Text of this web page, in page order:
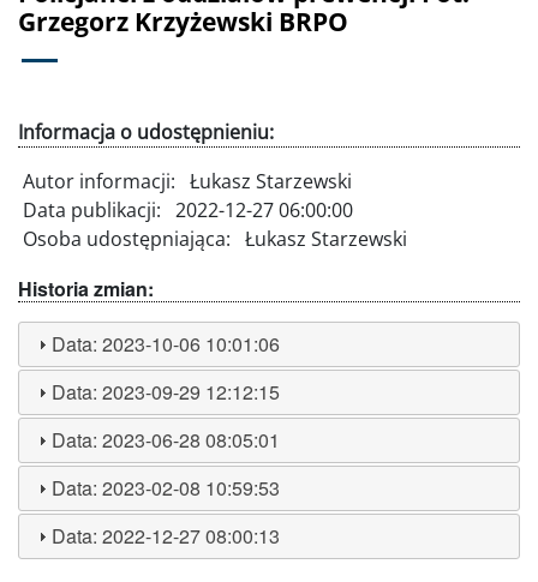
Grzegorz Krzyżewski BRPO
Informacja o udostępnieniu:
Autor informacji: Łukasz Starzewski
Data publikacji: 2022-12-27 06:00:00
Osoba udostępniająca: Łukasz Starzewski
Historia zmian:
Data:2023-10-06 10:01:06
Data:2023-09-29 12:12:15
Data:2023-06-28 08:05:01
Data:2023-02-08 10:59:53
Data:2022-12-27 08:00:13